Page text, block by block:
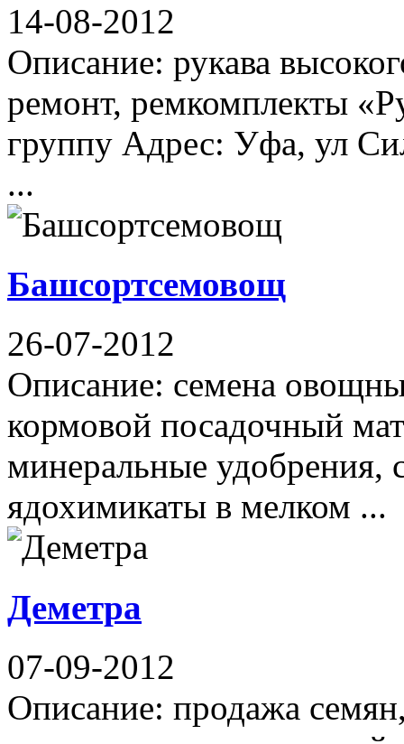
14-08-2012
Описание: рукава
ремонт, ремкомплекты
группу Адрес: Уфа, ул
...
Башсортсемовощ
26-07-2012
Описание: семена
кормовой посадочный
минеральные удобрения,
ядохимикаты в мелком ...
Деметра
07-09-2012
Описание: продажа